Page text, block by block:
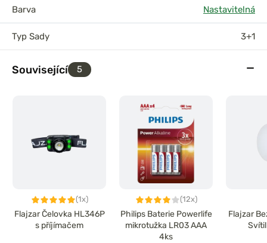
Barva Nastavitelná
Typ Sady 3+1
Související 5
(1x)
Flajzar Čelovka HL346P
s příjímačem
(12x)
Philips Baterie Powerlife
mikrotužka LR03 AAA
4ks
Flajzar